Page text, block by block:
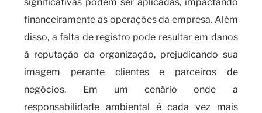
financeiramente as operações da empresa. Além
disso, a falta de registro pode resultar em danos
à reputação da organização, prejudicando sua
imagem perante clientes e parceiros de
negócios. Em um cenário onde a
responsabilidade ambiental é cada vez mais